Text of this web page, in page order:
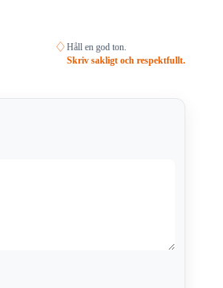
♢ Håll en god ton.
Skriv sakligt och respektfullt.